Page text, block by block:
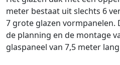
meter bestaat uit slechts 6
7 grote glazen
de planning en de montage
glaspaneel van 7,5 meter